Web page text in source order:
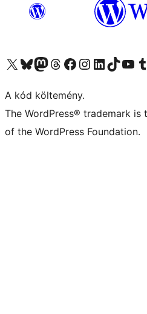
Visit our X (formerly Twitter) account
Visit our Bluesky account
Twitter csatornánk
Visit our Threads account
Facebook oldalunk
Visit our Instagram account
Visit our LinkedIn account
Visit our TikTok
Visit our
A kód költemény.
The WordPress® trademark
of the WordPress Foundation.